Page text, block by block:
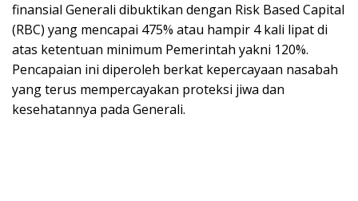
finansial Generali dibuktikan dengan Risk Based Capital
(RBC) yang mencapai 475% atau hampir 4 kali lipat di
atas ketentuan minimum Pemerintah yakni 120%.
Pencapaian ini diperoleh berkat kepercayaan nasabah
yang terus mempercayakan proteksi jiwa dan
kesehatannya pada Generali.